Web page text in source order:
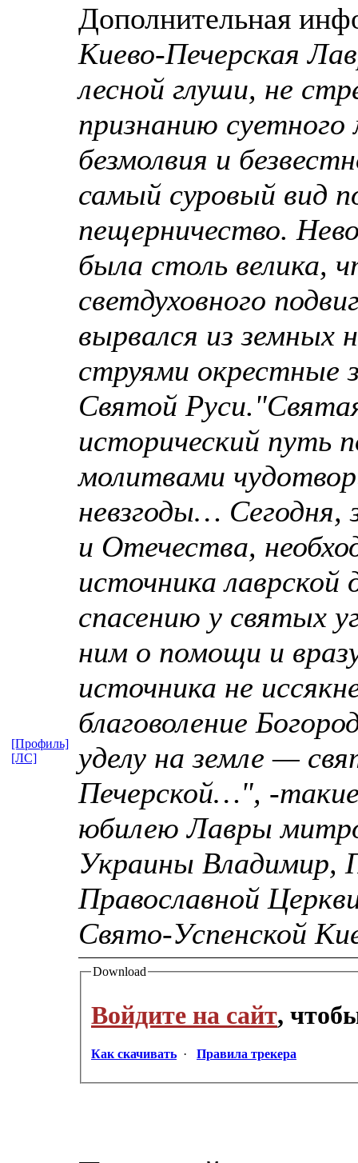
Дополнительная
Киево-Печерская
лесной глуши, не
признанию
безмолвия и
самый суровый вид
пещерничество.
была столь велика,
светдуховного
вырвался из земных
струями окрестные
Святой
исторический путь
молитвами
невзгоды… Сегодня,
и Отечества,
источника
спасению у святых
ним о помощи и
источника не
благоволение
уделу на земле —
Печерской…", -
юбилею Лавры
Украины Владимир,
Православной
Свято-Успенской
Download
Войдите на сайт,
Как скачивать · Правила трекера
[Профиль]
[ЛС]